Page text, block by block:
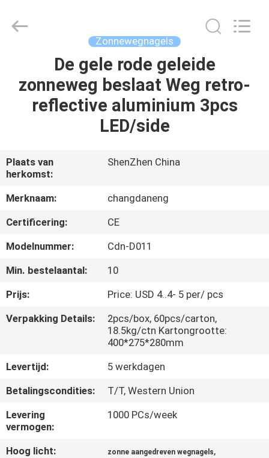
PRODUCTEN
ONS
FABRIEKSRONDLEIDING
KWALITEITSCONTROLE
NEEM
CONTACT
MET
OP
NIEUWS
GEVALLEN
Ltd..
Zonnewegnagels
De gele rode geleide
zonneweg beslaat Weg retro-
reflective aluminium 3pcs
LED/side
Plaats van
herkomst:
ShenZhen China
Merknaam:
changdaneng
Certificering:
CE
Modelnummer:
Cdn-D011
Min. bestelaantal:
10
Prijs:
Price: USD 4..4- 5 per/ pcs
Verpakking Details:
2pcs/box, 60pcs/carton,
18.5kg/ctn Kartongrootte:
400*275*280mm
Levertijd:
5 werkdagen
Betalingscondities:
T/T, Western Union
Levering
vermogen:
1000 PCs/week
Hoog licht: zonne aangedreven wegnagels,